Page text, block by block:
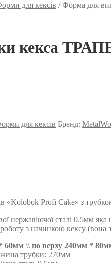
для кексів /Форма для
кекса
для кексів Бренд:
Profi Cake» з
нержавіючої сталі 0.5мм
з начинкою кексу
60мм \\ по верху 240мм *
трубки: 270мм